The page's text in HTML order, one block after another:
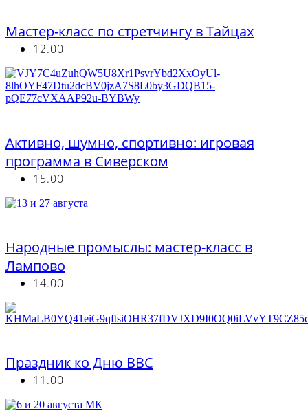
Мастер-класс по стретчингу в Тайцах
12.00
Активно, шумно, спортивно: игровая
программа в Сиверском
15.00
Народные промыслы: мастер-класс в
Лампово
14.00
Праздник ко Дню ВВС
11.00